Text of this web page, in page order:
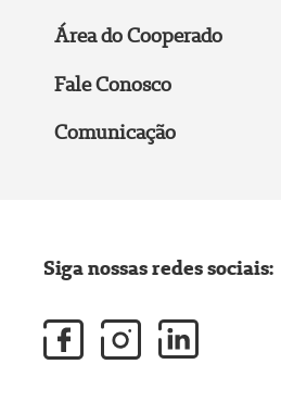
Área do Cooperado
Fale Conosco
Comunicação
Siga nossas redes sociais: